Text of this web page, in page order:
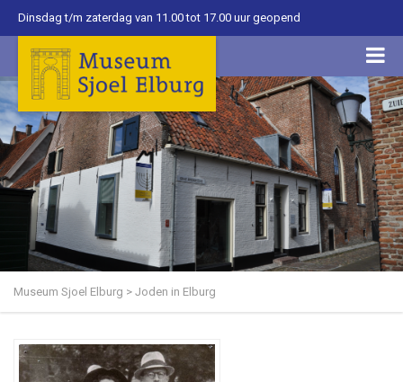
Dinsdag t/m zaterdag van 11.00 tot 17.00 uur geopend
Museum Sjoel Elburg > Joden in Elburg